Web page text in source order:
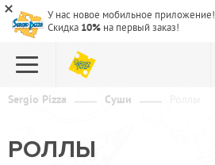
У нас новое мобильное приложение!
Скидка 10% на первый заказ!
Sergio Pizza Суши
РОЛЛЫ